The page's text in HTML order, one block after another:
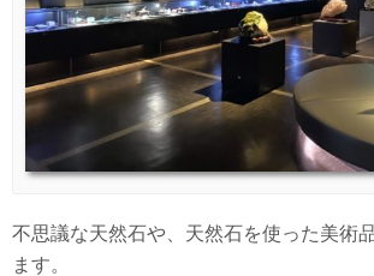
不思議な天然石や、天然石を使った美術
ます。